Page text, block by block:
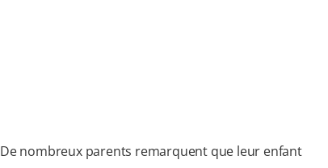
De nombreux parents remarquent que leur enfant